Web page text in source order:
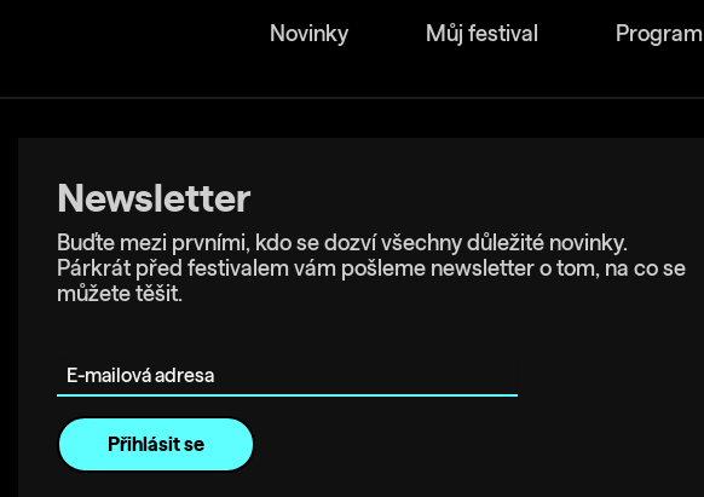
Novinky Můj festival Program
Newsletter
Buďte mezi prvními, kdo se dozví všechny důležité novinky.
Párkrát před festivalem vám pošleme newsletter o tom, na co se
můžete těšit.